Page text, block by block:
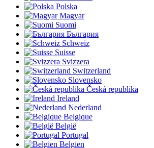
Polska
Magyar
Suomi
България
Schweiz
Suisse
Svizzera
Switzerland
Slovensko
Česká republika
Ireland
Nederland
Belgique
België
Portugal
Belgien